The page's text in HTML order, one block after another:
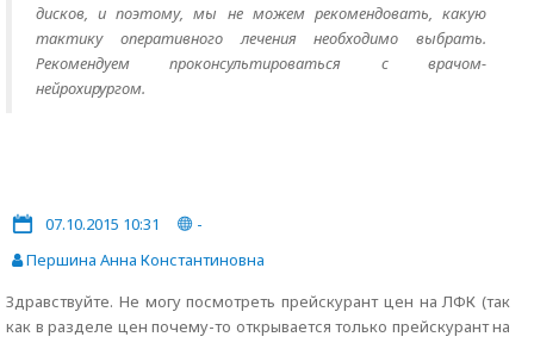
дисков, и поэтому, мы не можем рекомендовать, какую
тактику оперативного лечения необходимо выбрать.
Рекомендуем проконсультироваться с врачом-
нейрохирургом.
07.10.2015 10:31
-
Першина Анна Константиновна
Здравствуйте. Не могу посмотреть прейскурант цен на ЛФК (так
как в разделе цен почему-то открывается только прейскурант на